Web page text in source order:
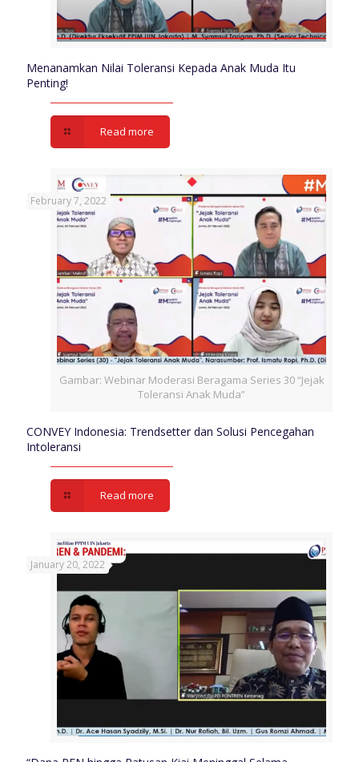
Menanamkan Nilai Toleransi Kepada Anak Muda Itu
Penting!
Read more
Gambar: Webinar Moderasi Beragama Series 30 “Jejak
Toleransi Anak Muda”
February 7, 2022
CONVEY Indonesia: Trendsetter dan Solusi Pencegahan
Intoleransi
Read more
January 20, 2022